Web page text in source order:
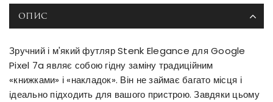
ОПИС
Зручний і м'який футляр Stenk Elegance для Google
Pixel 7a являє собою гідну заміну традиційним
«книжками» і «накладок». Він не займає багато місця і
ідеально підходить для вашого пристрою. Завдяки цьому